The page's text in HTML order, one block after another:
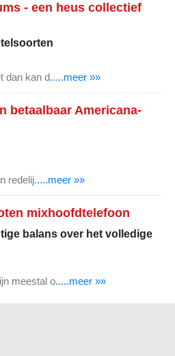
- een heus collectief
dan kan d.....meer »»
betaalbaar Americana-
redelij.....meer »»
mixhoofdtelefoon
balans over het volledige
meestal o.....meer »»